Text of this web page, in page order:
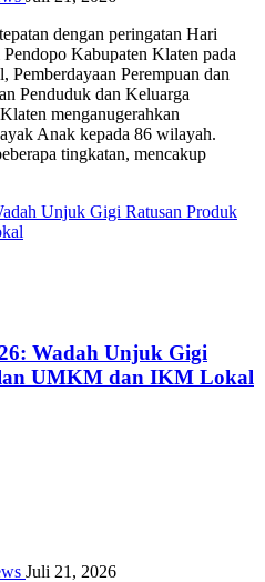
dengan peringatan Hari
Kabupaten Klaten pada
Pemberdayaan Perempuan dan
Penduduk dan Keluarga
menganugerahkan
Anak kepada 86 wilayah.
tingkatan, mencakup
Wadah Unjuk Gigi
UMKM dan IKM Lokal
Juli 21, 2026